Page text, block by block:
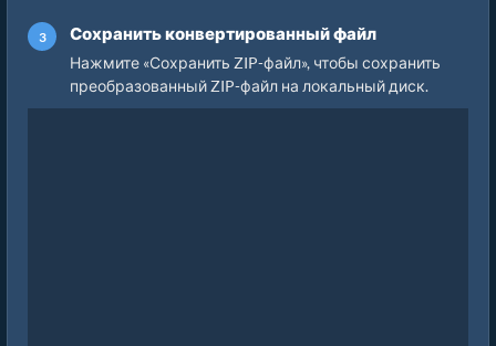
Сохранить конвертированный файл
Нажмите «Сохранить ZIP-файл», чтобы сохранить
преобразованный ZIP-файл на локальный диск.